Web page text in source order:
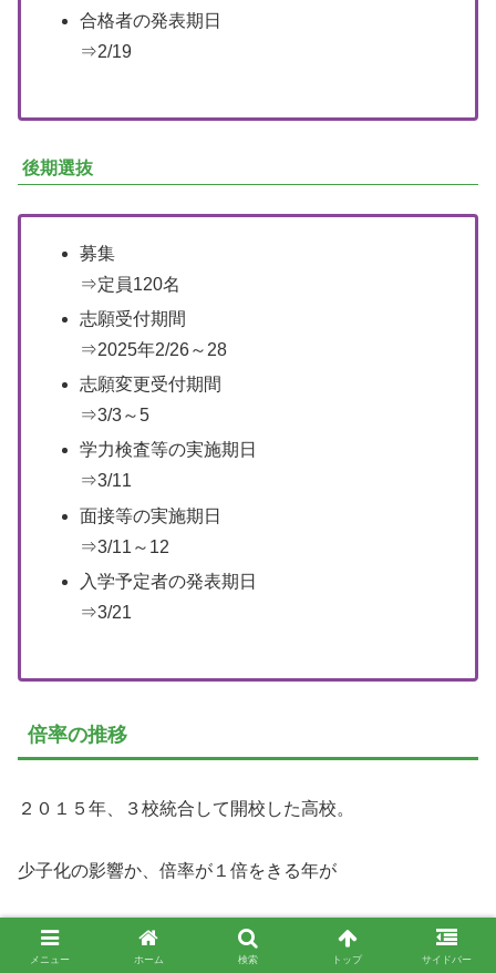
合格者の発表期日
⇒2/19
後期選抜
募集
⇒定員120名
志願受付期間
⇒2025年2/26～28
志願変更受付期間
⇒3/3～5
学力検査等の実施期日
⇒3/11
面接等の実施期日
⇒3/11～12
入学予定者の発表期日
⇒3/21
倍率の推移
２０１５年、３校統合して開校した高校。
少子化の影響か、倍率が１倍をきる年が
増えてきました。
メニュー ホーム 検索 トップ サイドバー